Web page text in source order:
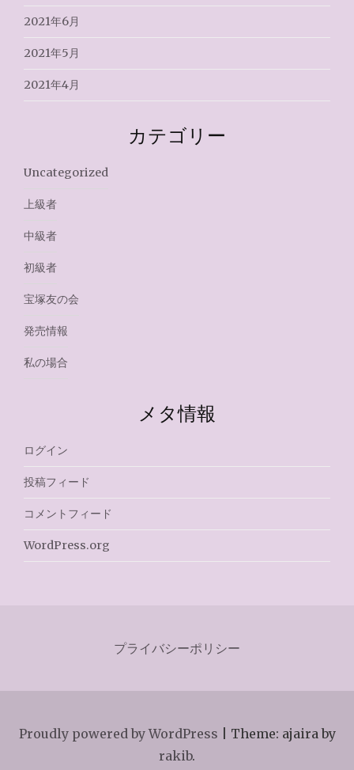
2021年6月
2021年5月
2021年4月
カテゴリー
Uncategorized
上級者
中級者
初級者
宝塚友の会
発売情報
私の場合
メタ情報
ログイン
投稿フィード
コメントフィード
WordPress.org
プライバシーポリシー
Proudly powered by WordPress
Theme: ajaira by
rakib.